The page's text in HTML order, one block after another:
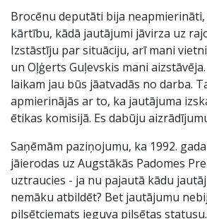
Brocēnu deputāti bija
kārtību, kādā jautājumi jāvirza uz
Izstāstīju par situāciju, arī mani
un Oļģerts Guļevskis mani
laikam jau būs jāatvadās no darba.
apmierinājās ar to, ka jautājuma
ētikas komisijā. Es dabūju
Saņēmām paziņojumu, ka 1992.
jāierodas uz Augstākās Padomes
uztraucies - ja nu pajautā kādu
nemāku atbildēt? Bet jautājumu
pilsētciemats ieguva pilsētas statusu.